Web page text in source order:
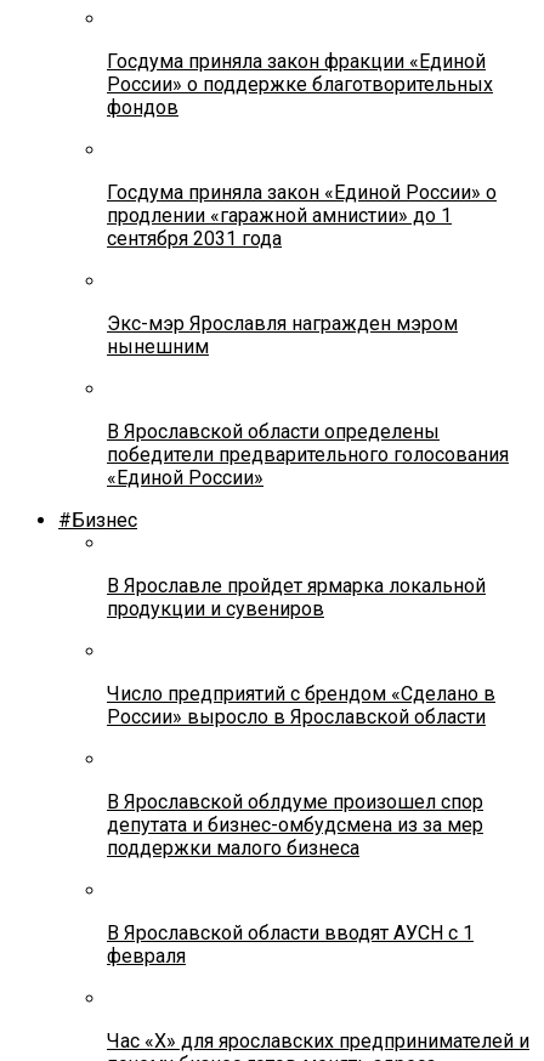
Госдума приняла закон фракции «Единой
России» о поддержке благотворительных
фондов
Госдума приняла закон «Единой России» о
продлении «гаражной амнистии» до 1
сентября 2031 года
Экс-мэр Ярославля награжден мэром
нынешним
В Ярославской области определены
победители предварительного голосования
«Единой России»
#Бизнес
В Ярославле пройдет ярмарка локальной
продукции и сувениров
Число предприятий с брендом «Сделано в
России» выросло в Ярославской области
В Ярославской облдуме произошел спор
депутата и бизнес-омбудсмена из за мер
поддержки малого бизнеса
В Ярославской области вводят АУСН с 1
февраля
Час «Х» для ярославских предпринимателей и